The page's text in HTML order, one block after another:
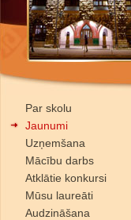
Par skolu
Jaunumi
Uzņemšana
Mācību darbs
Atklātie konkursi
Mūsu laureāti
Audzināšana